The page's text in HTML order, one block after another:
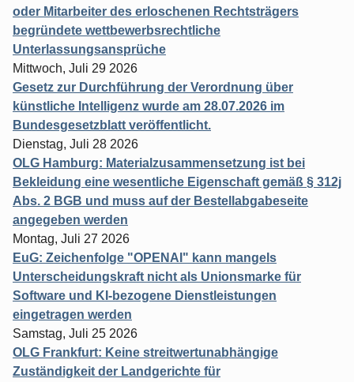
oder Mitarbeiter des erloschenen Rechtsträgers
begründete wettbewerbsrechtliche
Unterlassungsansprüche
Mittwoch, Juli 29 2026
Gesetz zur Durchführung der Verordnung über
künstliche Intelligenz wurde am 28.07.2026 im
Bundesgesetzblatt veröffentlicht.
Dienstag, Juli 28 2026
OLG Hamburg: Materialzusammensetzung ist bei
Bekleidung eine wesentliche Eigenschaft gemäß § 312j
Abs. 2 BGB und muss auf der Bestellabgabeseite
angegeben werden
Montag, Juli 27 2026
EuG: Zeichenfolge "OPENAI" kann mangels
Unterscheidungskraft nicht als Unionsmarke für
Software und KI-bezogene Dienstleistungen
eingetragen werden
Samstag, Juli 25 2026
OLG Frankfurt: Keine streitwertunabhängige
Zuständigkeit der Landgerichte für